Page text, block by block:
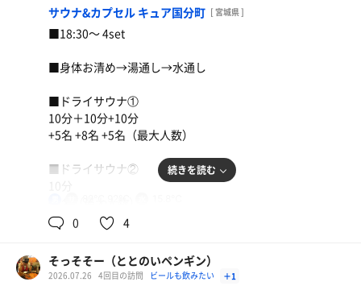
サウナ&カプセル キュア国分町 [ 宮城県 ]
■18:30〜 4set
■身体お清め→湯通し→水通し
■ドライサウナ①
10分＋10分+10分
+5名 +8名 +5名（最大人数）
■ドライサウナ②
【外気温】20.0℃
続きを読む
0 4
そっそそー（ととのいペンギン）
2026.07.26 4回目の訪問 ビールも飲みたい ＋1